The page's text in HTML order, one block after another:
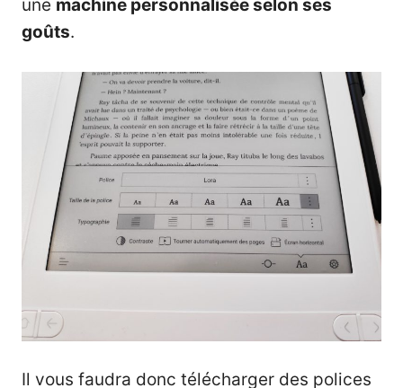
une machine personnalisée selon ses
goûts.
Il vous faudra donc télécharger des polices